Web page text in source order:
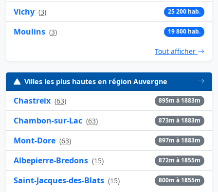
Vichy (3) 25 200 hab.
Moulins (3) 19 800 hab.
Tout afficher
Villes les plus hautes en région Auvergne
Chastreix (63) 895m à 1883m
Chambon-sur-Lac (63) 873m à 1883m
Mont-Dore (63) 897m à 1883m
Albepierre-Bredons (15) 872m à 1855m
Saint-Jacques-des-Blats (15) 800m à 1855m